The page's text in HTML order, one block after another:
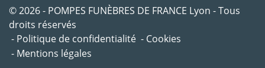
© 2026 - POMPES FUNÈBRES DE FRANCE Lyon - Tous
droits réservés
Politique de confidentialité
Cookies
Mentions légales